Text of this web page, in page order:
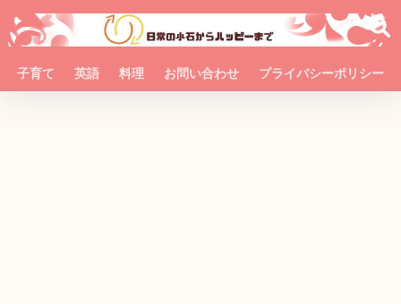
子育て 英語 料理 お問い合わせ プライバシーポリシー